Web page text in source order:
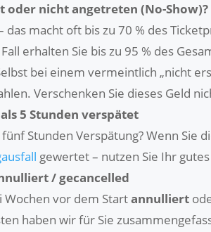
oder nicht angetreten (No-Show)?
das macht oft bis zu 70 % des
erhalten Sie bis zu 95 % des
bei einem vermeintlich „nicht
Verschenken Sie dieses Geld
5 Stunden verspätet
Stunden Verspätung? Wenn Sie
gewertet – nutzen Sie Ihr
/ gecancelled
Wochen vor dem Startannulliert
haben wir für Sie